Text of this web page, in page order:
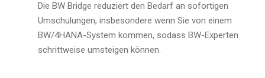
Die BW Bridge reduziert den Bedarf an sofortigen
Umschulungen, insbesondere wenn Sie von einem
BW/4HANA-System kommen, sodass BW-Experten
schrittweise umsteigen können.